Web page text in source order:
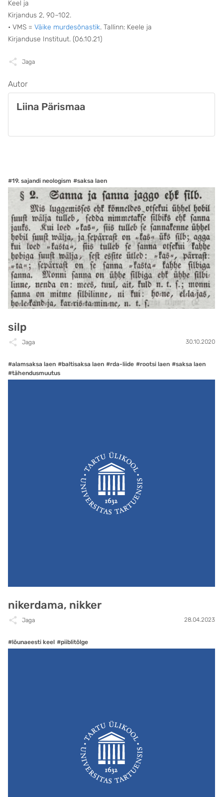
Keel ja
Kirjandus 2, 90–102.
• VMS = Väike murdesõnastik. Tallinn: Keele ja
Kirjanduse Instituut. (06.10.21)
Jaga
Autor
Liina Pärismaa
#19. sajandi neologism #saksa laen
silp
Jaga 30.10.2020
#alamsaksa laen #baltisaksa laen #rda-liide #rootsi laen #saksa laen
#tähendusmuutus
nikerdama, nikker
Jaga 28.04.2023
#lõunaeesti keel #piiblitõlge